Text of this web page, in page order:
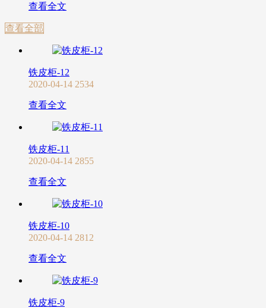
查看全文
查看全部
铁皮柜-12
2020-04-14 2534
查看全文
铁皮柜-11
2020-04-14 2855
查看全文
铁皮柜-10
2020-04-14 2812
查看全文
铁皮柜-9